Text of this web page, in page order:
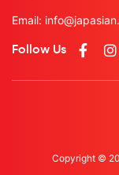
Email:
Follow Us
Copyright ©